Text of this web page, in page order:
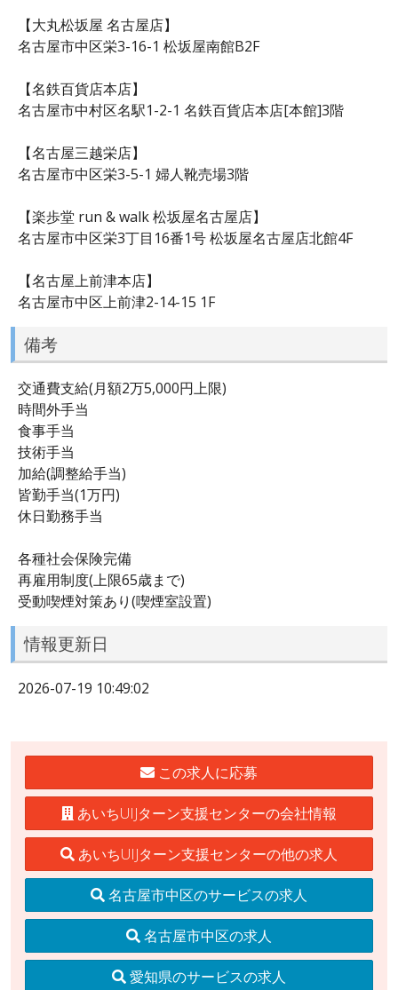
【大丸松坂屋 名古屋店】
名古屋市中区栄3-16-1 松坂屋南館B2F
【名鉄百貨店本店】
名古屋市中村区名駅1-2-1 名鉄百貨店本店[本館]3階
【名古屋三越栄店】
名古屋市中区栄3-5-1 婦人靴売場3階
【楽歩堂 run & walk 松坂屋名古屋店】
名古屋市中区栄3丁目16番1号 松坂屋名古屋店北館4F
【名古屋上前津本店】
名古屋市中区上前津2-14-15 1F
備考
交通費支給(月額2万5,000円上限)
時間外手当
食事手当
技術手当
加給(調整給手当)
皆勤手当(1万円)
休日勤務手当
各種社会保険完備
再雇用制度(上限65歳まで)
受動喫煙対策あり(喫煙室設置)
情報更新日
2026-07-19 10:49:02
この求人に応募
あいちUIJターン支援センターの会社情報
あいちUIJターン支援センターの他の求人
名古屋市中区のサービスの求人
名古屋市中区の求人
愛知県のサービスの求人